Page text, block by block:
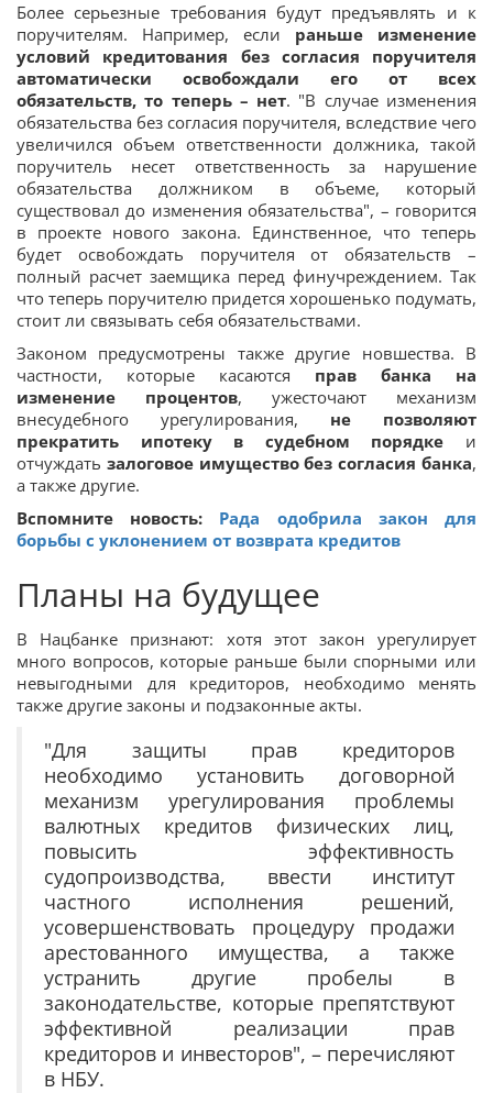
Более серьезные требования будут предъявлять и к
поручителям. Например, если раньше изменение
условий кредитования без согласия поручителя
автоматически освобождали его от всех
обязательств, то теперь – нет. "В случае изменения
обязательства без согласия поручителя, вследствие чего
увеличился объем ответственности должника, такой
поручитель несет ответственность за нарушение
обязательства должником в объеме, который
существовал до изменения обязательства", – говорится
в проекте нового закона. Единственное, что теперь
будет освобождать поручителя от обязательств –
полный расчет заемщика перед финучреждением. Так
что теперь поручителю придется хорошенько подумать,
стоит ли связывать себя обязательствами.
Законом предусмотрены также другие новшества. В
частности, которые касаются прав банка на
изменение процентов, ужесточают механизм
внесудебного урегулирования, не позволяют
прекратить ипотеку в судебном порядке и
отчуждать залоговое имущество без согласия банка,
а также другие.
Вспомните новость: Рада одобрила закон для
борьбы с уклонением от возврата кредитов
Планы на будущее
В Нацбанке признают: хотя этот закон урегулирует
много вопросов, которые раньше были спорными или
невыгодными для кредиторов, необходимо менять
также другие законы и подзаконные акты.
"Для защиты прав кредиторов
необходимо установить договорной
механизм урегулирования проблемы
валютных кредитов физических лиц,
повысить эффективность
судопроизводства, ввести институт
частного исполнения решений,
усовершенствовать процедуру продажи
арестованного имущества, а также
устранить другие пробелы в
законодательстве, которые препятствуют
эффективной реализации прав
кредиторов и инвесторов", – перечисляют
в НБУ.